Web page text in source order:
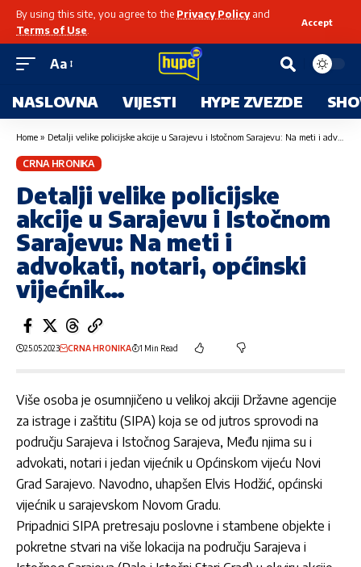
By using this site, you agree to the Privacy Policyand
Terms of Use
Accept
Aa
NASLOVNA VIJESTI HYPE ZVEZDE
Home » Detalji velike policijske akcije u Sarajevu i Istočnom Sarajevu: Na meti i advokati, notari, općinski vijećnik…
CRNA HRONIKA
Detalji velike policijske
akcije u Sarajevu i Istočnom
Sarajevu: Na meti i
advokati, notari, općinski
vijećnik…
25.05.2023 CRNA HRONIKA 1 Min Read
Više osoba je osumnjičeno u velikoj akciji Državne agencije
za istrage i zaštitu (SIPA) koja se od jutros sprovodi na
području Sarajeva i Istočnog Sarajeva, Među njima su i
advokati, notari i jedan vijećnik u Općinskom vijeću Novi
Grad Sarajevo. Navodno, uhapšen Elvis Hodžić, općinski
vijećnik u sarajevskom Novom Gradu.
Pripadnici SIPA pretresaju poslovne i stambene objekte i
pokretne stvari na više lokacija na području Sarajeva i